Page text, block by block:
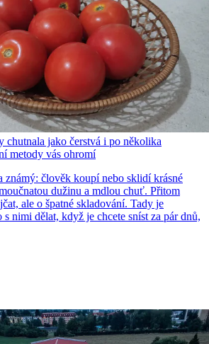
chutnala jako čerstvá i po několika
metody vás ohromí
známý: člověk koupí nebo sklidí krásné
dužinu a mdlou chuť. Přitom
ale o špatné skladování. Tady je
nimi dělat, když je chcete sníst za pár dnů,